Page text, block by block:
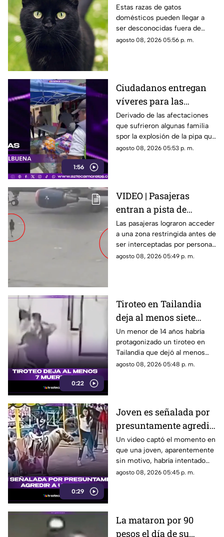
cinco razas más raras
de gatos domésticos en
todo el mundo
Estas razas de gatos
domésticos pueden llegar a
ser desconocidas fuera de
círculos especializados, y
agosto 08, 2026 05:56 p. m.
1:56
Ciudadanos entregan
víveres para las
familias afectadas por
la explosión de pipa en
Cuernavaca
Derivado de las afectaciones
que sufrieron algunas familia
spor la explosión de la pipa que
transportaba gas LP,
agosto 08, 2026 05:53 p. m.
VIDEO | Pasajeras
entran a pista de
aeropuerto tras perder
su vuelo; autoridades
logran detenerlas
Las pasajeras lograron acceder
a una zona restringida antes de
ser interceptadas por personal
del aeropuerto.
agosto 08, 2026 05:49 p. m.
0:22
Tiroteo en Tailandia
deja al menos siete
muertos
Un menor de 14 años habría
protagonizado un tiroteo en
Tailandia que dejó al menos
siete personas muertas, entre
agosto 08, 2026 05:48 p. m.
0:29
Joven es señalada por
presuntamente agredir
a un pony en feria de
Pueblo Mágico
Un video captó el momento en
que una joven, aparentemente
sin motivo, habría intentado
agredir a un pequeño pony.
agosto 08, 2026 05:45 p. m.
La mataron por 90
pesos el día de su